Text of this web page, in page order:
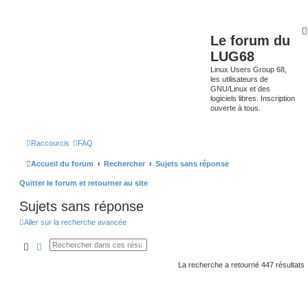
Le forum du
LUG68
Linux Users Group 68,
les utilisateurs de
GNU/Linux et des
logiciels libres. Inscription
ouverte à tous.
Raccourcis FAQ
Accueil du forum Rechercher Sujets sans réponse
Quitter le forum et retourner au site
Sujets sans réponse
Aller sur la recherche avancée
Rechercher
Recherche avancée
La recherche a retourné 447 résultats